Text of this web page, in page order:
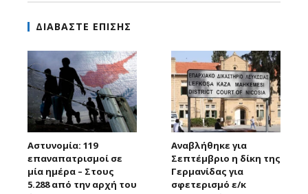
ΔΙΑΒΑΣΤΕ ΕΠΙΣΗΣ
Αστυνομία: 119
επαναπατρισμοί σε
μία ημέρα – Στους
5.288 από την αρχή του
Αναβλήθηκε για
Σεπτέμβριο η δίκη της
Γερμανίδας για
σφετερισμό ε/κ